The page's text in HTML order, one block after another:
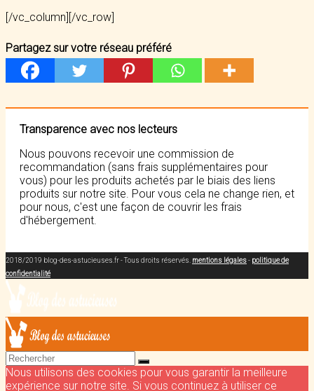
[/vc_column][/vc_row]
Partagez sur votre réseau préféré
Transparence avec nos lecteurs
Nous pouvons recevoir une commission de
recommandation (sans frais supplémentaires pour
vous) pour les produits achetés par le biais des liens
produits sur notre site. Pour vous cela ne change rien, et
pour nous, c'est une façon de couvrir les frais
d'hébergement.
2018/2019 blog-des-astucieuses.fr - Tous droits réservés. mentions légales- politique de
confidentialité
Nous utilisons des cookies pour vous garantir la meilleure
expérience sur notre site. Si vous continuez à utiliser ce